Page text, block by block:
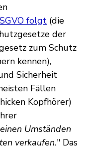
folgt (die
der
zum Schutz
kennen),
Sicherheit
Fällen
Kopfhörer)
Umständen
verkaufen." Das